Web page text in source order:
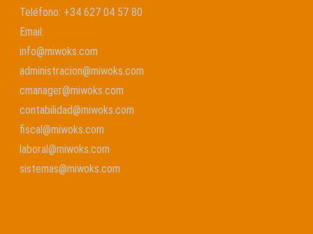
Teléfono: +34 627 04 57 80
Email:
info@miwoks.com
administracion@miwoks.com
cmanager@miwoks.com
contabilidad@miwoks.com
fiscal@miwoks.com
laboral@miwoks.com
sistemas@miwoks.com